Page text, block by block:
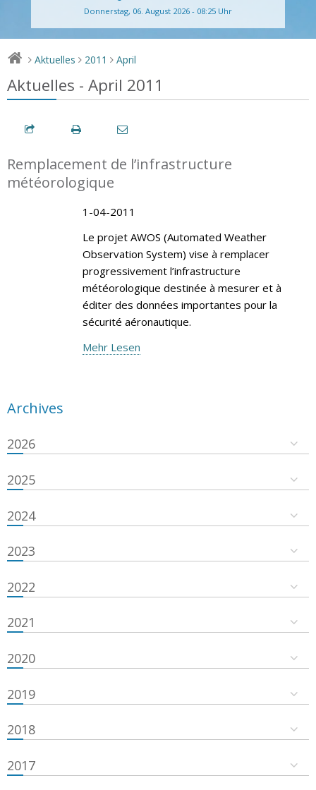
Donnerstag, 06. August 2026 - 08:25 Uhr
> Aktuelles > 2011 > April
Aktuelles - April 2011
Remplacement de l’infrastructure
météorologique
1-04-2011
Le projet AWOS (Automated Weather
Observation System) vise à remplacer
progressivement l’infrastructure
météorologique destinée à mesurer et à
éditer des données importantes pour la
sécurité aéronautique.
Mehr Lesen
Archives
2026
2025
2024
2023
2022
2021
2020
2019
2018
2017